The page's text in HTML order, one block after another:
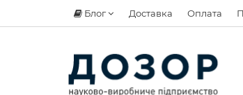
Блог Доставка Оплата